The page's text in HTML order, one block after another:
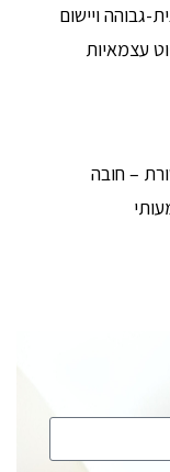
גבוהה ויישום
עצמאיות